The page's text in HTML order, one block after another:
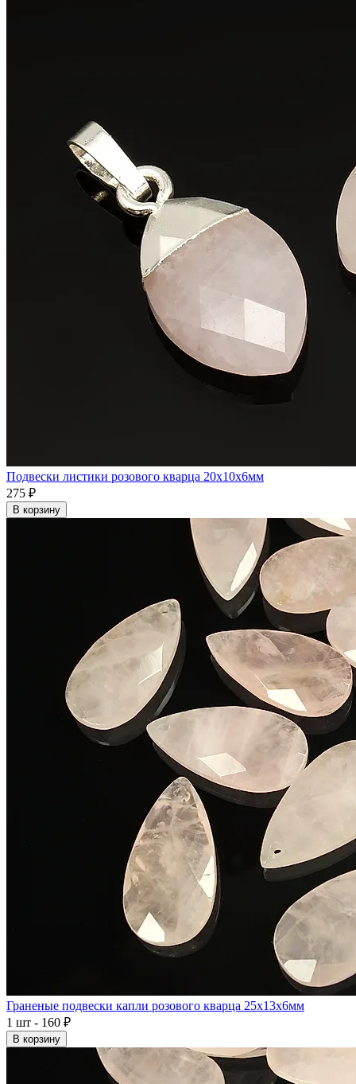
Подвески листики розового кварца 20x10x6мм
275 ₽
В корзину
Граненые подвески капли розового кварца 25x13x6мм
1 шт - 160 ₽
В корзину